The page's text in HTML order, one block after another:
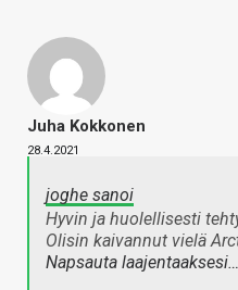
Juha Kokkonen
28.4.2021
joghe sanoi
Hyvin ja huolellisesti
Olisin kaivannut vielä
Napsauta laajentaaksesi…